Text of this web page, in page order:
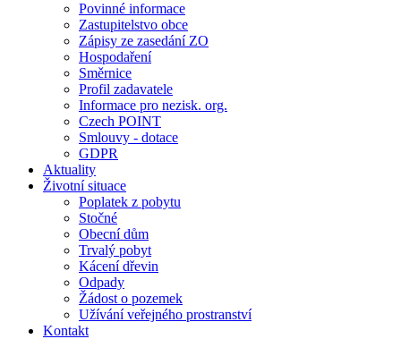
Povinné informace
Zastupitelstvo obce
Zápisy ze zasedání ZO
Hospodaření
Směrnice
Profil zadavatele
Informace pro nezisk. org.
Czech POINT
Smlouvy - dotace
GDPR
Aktuality
Životní situace
Poplatek z pobytu
Stočné
Obecní dům
Trvalý pobyt
Kácení dřevin
Odpady
Žádost o pozemek
Užívání veřejného prostranství
Kontakt